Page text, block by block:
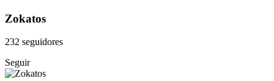
Zokatos
232 seguidores
Seguir